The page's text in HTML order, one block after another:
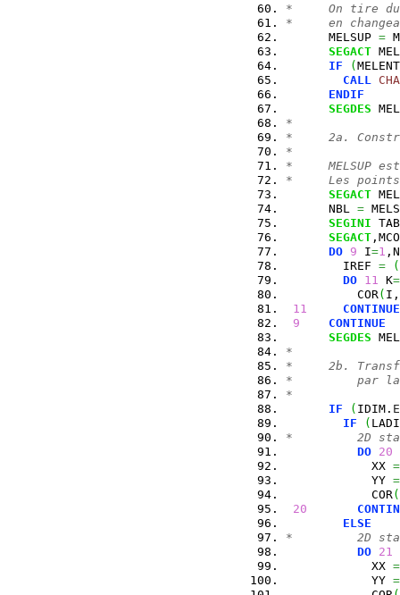
*     On tire du
*     en
      MELSUP
=
SEGACT
IF
(
CALL
ENDIF
SEGDES
*
*     2a.
*
*     MELSUP
*     Les points
SEGACT
      NBL
=
SEGINI
SEGACT
DO 9 I=1
        IREF
=
(
DO 11 K=
          COR
(
11
CONTINUE
9
CONTINUE
SEGDES
*
*     2b.
*         par la
*
IF
( IDIM.
IF
(
*         2D
DO 20
            XX
=
            YY
=
            COR
(
20
ELSE
*         2D
DO 21
            XX
=
            YY
=